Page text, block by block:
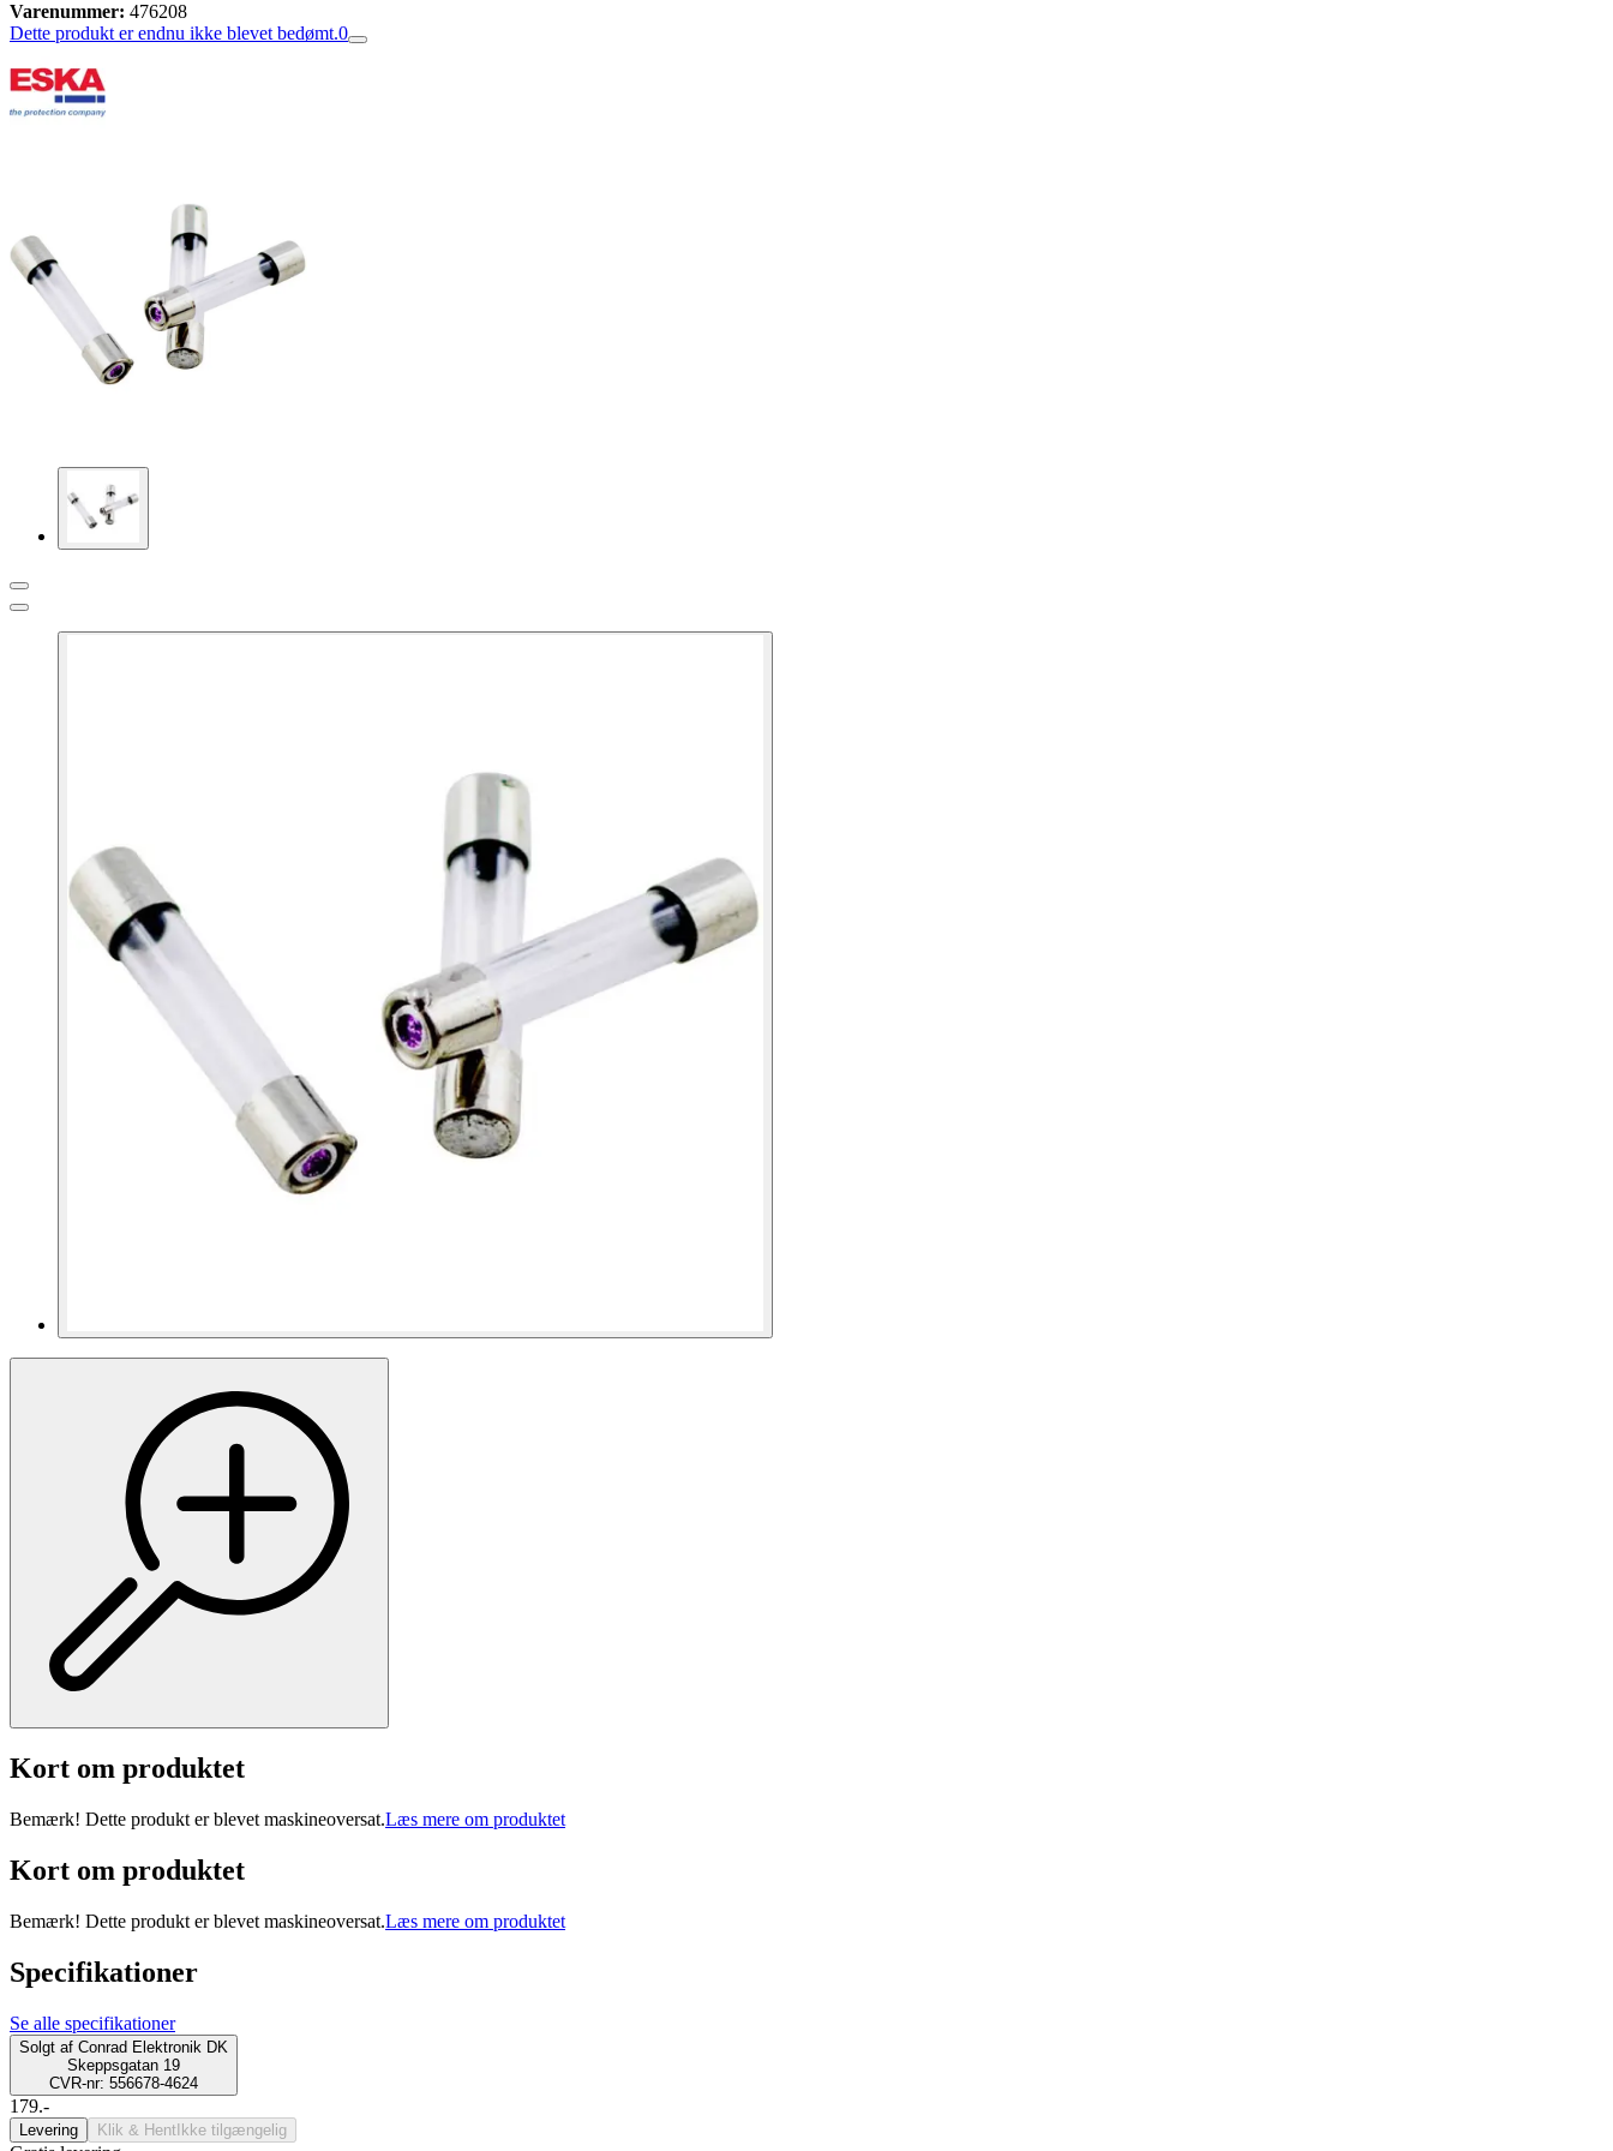
Varenummer: 476208
Dette produkt er endnu ikke blevet bedømt.0
Kort om produktet
Bemærk! Dette produkt er blevet maskineoversat.Læs mere om produktet
Kort om produktet
Bemærk! Dette produkt er blevet maskineoversat.Læs mere om produktet
Specifikationer
Se alle specifikationer
Solgt af Conrad Elektronik DK
Skeppsgatan 19
CVR-nr: 556678-4624
179.-
Levering Klik & Hent Ikke tilgængelig